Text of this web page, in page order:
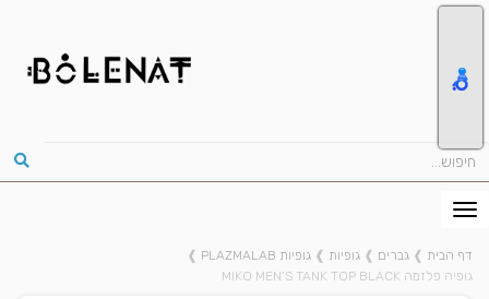
דף הבית ❱ גברים ❱ גופיות ❱ גופיות PLAZMALAB
❱
גופיה פלזמה MIKO MEN’S TANK TOP BLACK